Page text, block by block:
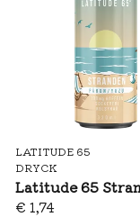
LATITUDE 65
DRYCK
€ 1,74